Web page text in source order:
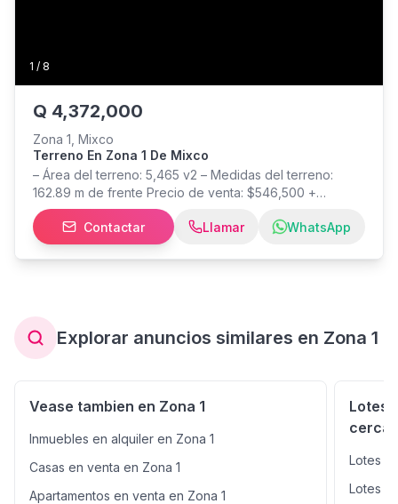
1 / 8
Q 4,372,000
Zona 1, Mixco
Terreno En Zona 1 De Mixco
– Área del terreno: 5,465 v2 – Medidas del terreno:
162.89 m de frente Precio de venta: $546,500 +
Impuestos Información general Código 266940
Contactar
Llamar WhatsApp
Explorar anuncios similares en Zona 1
Vease tambien en Zona 1
Inmuebles en alquiler en Zona 1
Casas en venta en Zona 1
Apartamentos en venta en Zona 1
Lotes
Lotes y
Lotes y